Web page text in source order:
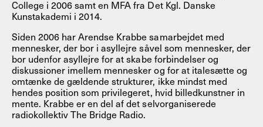
College i 2006 samt en MFA fra Det Kgl. Danske
Kunstakademi i 2014.
Siden 2006 har Arendse Krabbe samarbejdet med
mennesker, der bor i asyllejre såvel som mennesker, der
bor udenfor asyllejre for at skabe forbindelser og
diskussioner imellem mennesker og for at italesætte og
omtænke de gældende strukturer, ikke mindst med
hendes position som privilegeret, hvid billedkunstner in
mente. Krabbe er en del af det selvorganiserede
radiokollektiv The Bridge Radio.